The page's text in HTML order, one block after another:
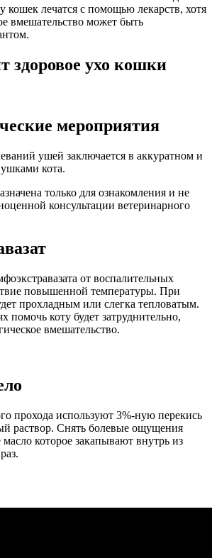
кошек лечатся с помощью лекарств, хотя
вмешательство может быть
здоровое ухо кошки
мероприятия
ушей заключается в аккуратном и
кота.
только для ознакомления и не
консультации ветеринарного
от воспалительных
повышенной температуры. При
прохладным или слегка тепловатым.
помочь коту будет затруднительно,
вмешательство.
прохода используют 3%-ную перекись
раствор. Снять болевые ощущения
которое закапывают внутрь из